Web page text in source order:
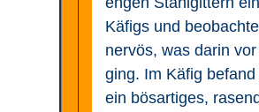
Käfigs und
nervös, was darin
ging. Im Käfig befand
ein bösartiges,